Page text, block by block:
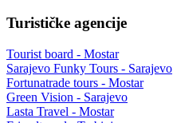
Turističke agencije
Tourist board - Mostar
Sarajevo Funky Tours - Sarajevo
Fortunatrade tours - Mostar
Green Vision - Sarajevo
Lasta Travel - Mostar